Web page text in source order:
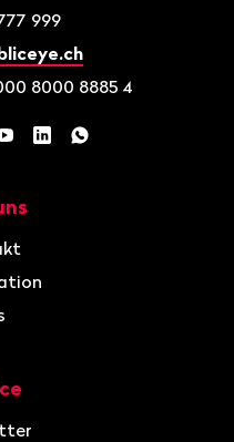
999
8000 8885 4
YouTube
LinkedInWhatsApp